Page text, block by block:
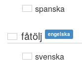
spanska
fåtölj engelska
svenska